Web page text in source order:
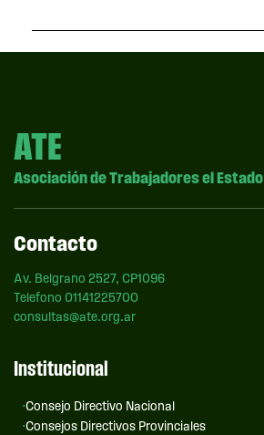
ATE
Asociación de Trabajadores el Estado
Contacto
Av. Belgrano 2527, CP1096
Telefono 01141225700
consultas@ate.org.ar
Institucional
Consejo Directivo Nacional
Consejos Directivos Provinciales